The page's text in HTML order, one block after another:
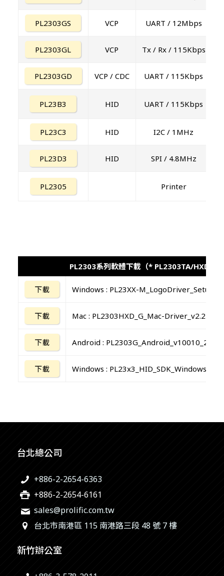
PL2303GS VCP UART / 12Mbps
PL2303GL VCP Tx / Rx / 115Kbps
PL2303GD VCP / CDC UART / 115Kbps
PL23B3 HID UART / 115Kbps
PL23C3 HID I2C / 1MHz
PL23D3 HID SPI / 4.8MHz
PL2305 Printer
PL2303系列軟體下載（* PL2303TA/HXD/
下載 Windows : PL23XX-
下載 Mac : PL2303HXD_G_Mac-
下載 Android :
下載 Windows :
台北總公司
+886-2-2654-6363
+886-2-2654-6161
sales@prolific.com.tw
台北市南港區 115 南港路三段 48 號 7 樓
新竹辦公室